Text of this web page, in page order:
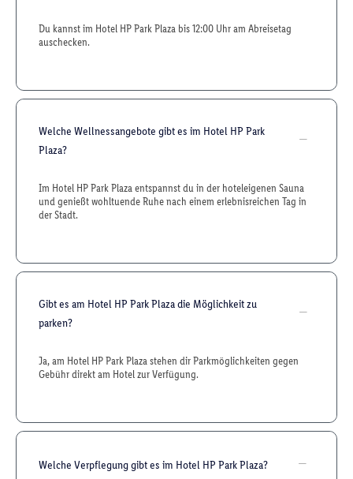
Du kannst im Hotel HP Park Plaza bis 12:00 Uhr am Abreisetag
auschecken.
Welche Wellnessangebote gibt es im Hotel HP Park
Plaza?
Im Hotel HP Park Plaza entspannst du in der hoteleigenen Sauna
und genießt wohltuende Ruhe nach einem erlebnisreichen Tag in
der Stadt.
Gibt es am Hotel HP Park Plaza die Möglichkeit zu
parken?
Ja, am Hotel HP Park Plaza stehen dir Parkmöglichkeiten gegen
Gebühr direkt am Hotel zur Verfügung.
Welche Verpflegung gibt es im Hotel HP Park Plaza?